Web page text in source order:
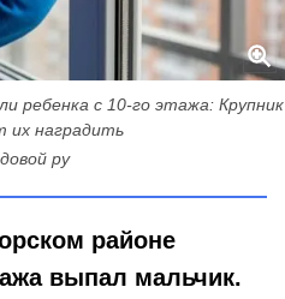
ребенка с 10-го этажа: Крупник
их наградить
ру
районе
выпал мальчик.